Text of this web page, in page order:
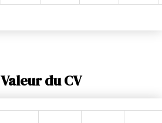
Valeur du CV